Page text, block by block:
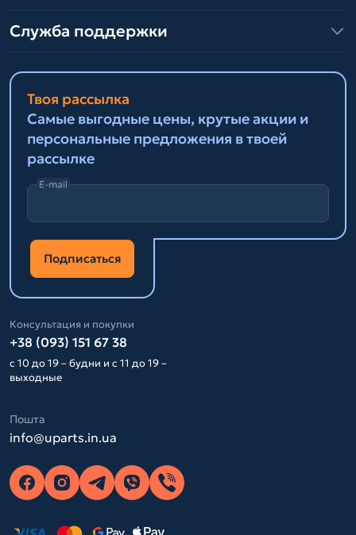
Служба поддержки
Твоя рассылка
Самые выгодные цены, крутые акции и
персональные предложения в твоей
рассылке
E-mail
Подписаться
Консультация и покупки
+38 (093) 151 67 38
с 10 до 19 – будни и с 11 до 19 –
выходные
Пошта
info@uparts.in.ua